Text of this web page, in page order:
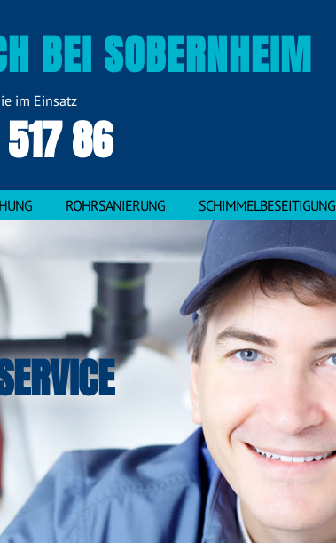
BEI SOBERNHEIM
im Einsatz
86
ROHRSANIERUNG SCHIMMELBESEITIGUNG